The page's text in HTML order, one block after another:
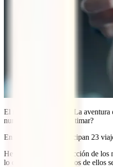
El nuevo programa de La aventura
nunca te han intentado timar?
En este programa participan 23
Hemos hecho una selección de
lo curioso es que muchos de ellos